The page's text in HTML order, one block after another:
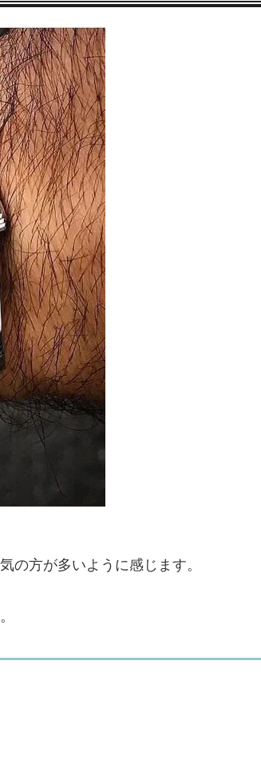
の方が多いように感じます。